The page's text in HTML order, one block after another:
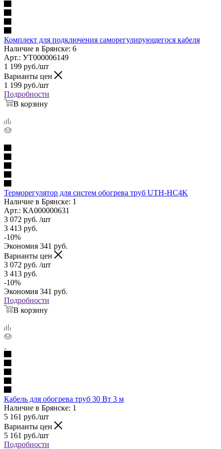
Комплект для подключения саморегулирующегося кабеля
Наличие в Брянске: 6
Арт.: УТ000006149
1 199 руб./шт
Варианты цен
1 199 руб./шт
Подробности
В корзину
Терморегулятор для систем обогрева труб UTH-HC4K
Наличие в Брянске: 1
Арт.: КА000000631
3 072 руб. /шт
3 413 руб.
-10%
Экономия 341 руб.
Варианты цен
3 072 руб. /шт
3 413 руб.
-10%
Экономия 341 руб.
Подробности
В корзину
Кабель для обогрева труб 30 Вт 3 м
Наличие в Брянске: 1
5 161 руб./шт
Варианты цен
5 161 руб./шт
Подробности